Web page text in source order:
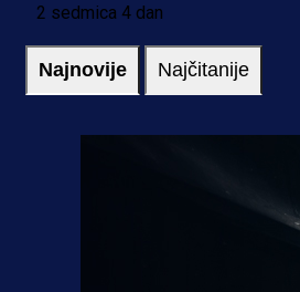
2 sedmica 4 dan
Najnovije Najčitanije